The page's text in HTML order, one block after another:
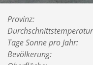
Provinz:
Tage Sonne pro Jahr:
Bevölkerung: